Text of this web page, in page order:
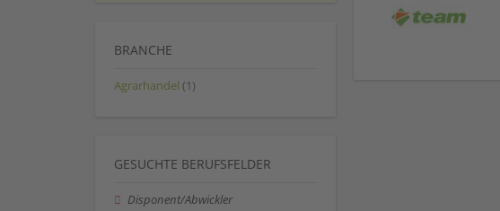
BRANCHE
Agrarhandel (1)
GESUCHTE BERUFSFELDER
Disponent/Abwickler